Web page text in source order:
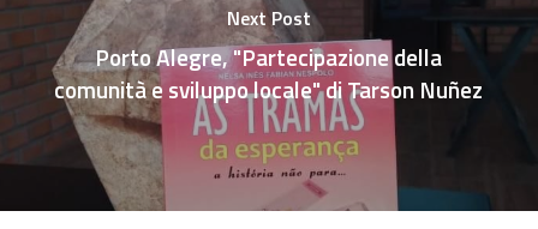
Next Post
Porto Alegre, "Partecipazione della
comunità e sviluppo locale" di Tarson Nuñez